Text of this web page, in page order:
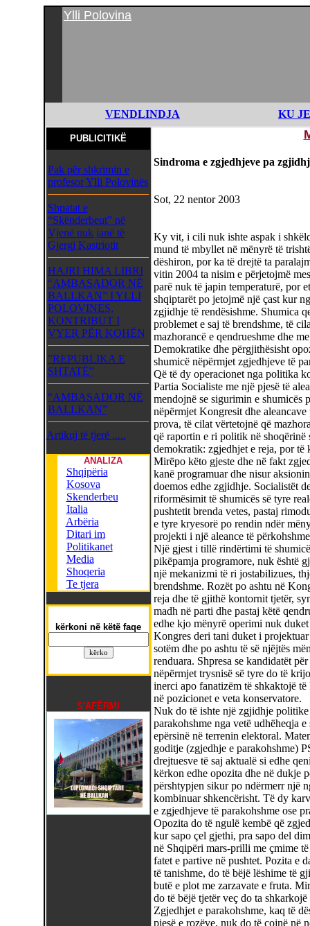
Ylli Polovina
VENDLINDJA KU
PUBLICITIKË
Pak për shkrimin e
profesor Ylli Polovinës
Shpatat e
“Skënderbeut” në
Vjenë nuk janë të
Gjergj Kastriotit
HAJRI HIMA LIBRI
“AMBASADOR NË
BALLKAN” I YLLI
POLOVINES,
KONTRIBUT I
VYER PËR KOHËN
”REPUBLIKA E
SHTATË”
“AMBASADOR NË
BALLKAN”
Artikuj të tjerë .....
ANALIZA
Shqipëria
Kosova
Skenderbeu
Italia
Arbëria
Ditari im
Politikanet
Media
Shoqeria
Te tjera
kërkoni në këtë faqe
S'AFËRMI
Sindroma e zgjedhjeve pa
Sot, 22 nentor 2003
Ky vit, i cili nuk ishte aspak i
mund të mbyllet në mënyrë të
dëshiron, por ka të drejtë ta
vitin 2004 ta nisim e përjetojmë
parë nuk të japin temperaturë, por
shqiptarët po jetojmë një çast kur
zgjidhje të rendësishme. Shumica
problemet e saj të brendshme, të
mazhorancë e qendrueshme dhe
Demokratike dhe përgjithësisht
shumicë nëpërmjet zgjedhjeve të
Që të dy operacionet nga politika
Partia Socialiste me një pjesë të
mendojnë se sigurimin e shumicës
nëpërmjet Kongresit dhe
prova, të cilat vërtetojnë që
që raportin e ri politik në shoqërinë
demokratik: zgjedhjet e reja, por të
Mirëpo këto gjeste dhe në fakt
kanë programuar dhe nisur
doemos edhe zgjidhje. Socialistët
riformësimit të shumicës së tyre
pushtetit brenda vetes, pastaj
e tyre kryesorë po rendin ndër
projekti i një aleance të
Një gjest i tillë rindërtimi të
pikëpamja programore, nuk është
një mekanizmi të ri jostabilizues,
brendshme. Rozët po ashtu në
reja dhe të gjithë kontornit tjetër,
madh në parti dhe pastaj këtë
edhe kjo mënyrë operimi nuk
Kongres deri tani duket i
sotëm dhe po ashtu të së njëjtës
renduara. Shpresa se kandidatët
nëpërmjet trysnisë së tyre do të
inerci apo fanatizëm të shkaktojë
në pozicionet e veta konservatore.
Nuk do të ishte një zgjidhje
parakohshme nga vetë udhëheqja
epërsinë në terrenin elektoral.
goditje (zgjedhje e parakohshme)
drejtuesve të saj aktualë si edhe
kërkon edhe opozita dhe në dukje
përshtypjen sikur po ndërmerr një
kombinuar shkencërisht. Të dy
e zgjedhjeve të parakohshme ose
Opozita do të ngulë kembë që
kur sapo çel gjethi, pra sapo del
në Shqipëri mars-prilli me çmime
fatet e partive në pushtet. Pozita e
të tanishme, do të bëjë lëshime të
butë e plot me zarzavate e fruta.
do të bëjë tjetër veç do ta
Zgjedhjet e parakohshme, kaq të
pjesë e rozëve, nuk do të çojnë në